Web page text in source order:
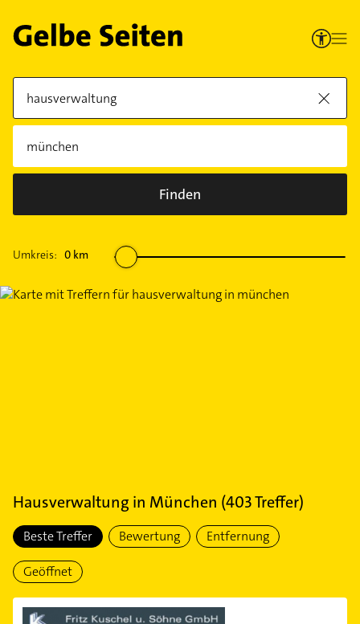
Finden
Umkreis: 0 km
Hausverwaltung in München (403Treffer)
Beste Treffer Bewertung Entfernung
Geöffnet